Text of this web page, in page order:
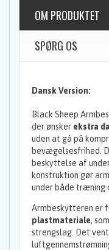
OM PRODUKTET
SPØRG OS
Dansk Version:
Black Sheep
der ønsker ekstra
uden at gå på
bevægelsesfrihed.
beskyttelse af
konstruktion gør
under både træning
Armbeskytteren er
plastmateriale,
strengslag. Det